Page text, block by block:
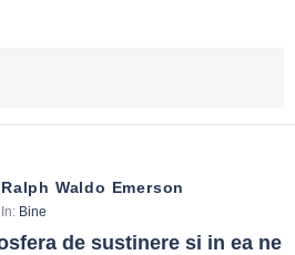
Ralph Waldo Emerson
In: Bine
de sustinere si in ea ne